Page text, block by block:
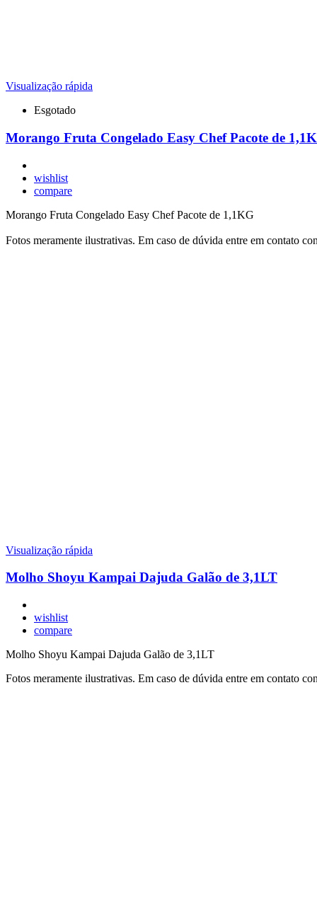
Visualização rápida
Esgotado
Morango Fruta Congelado Easy Chef Pacote de
wishlist
compare
Morango Fruta Congelado Easy Chef Pacote de 1,1KG
Fotos meramente ilustrativas. Em caso de dúvida entre em contato
Visualização rápida
Molho Shoyu Kampai Dajuda Galão de 3,1LT
wishlist
compare
Molho Shoyu Kampai Dajuda Galão de 3,1LT
Fotos meramente ilustrativas. Em caso de dúvida entre em contato